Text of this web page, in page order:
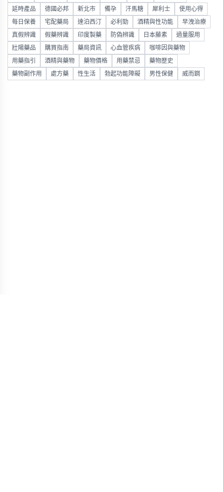
延時產品 德國必邦 新北市 備孕 汗馬糖 犀利士 使用心得
每日保養 宅配藥局 達泊西汀 必利勁 酒精與性功能 早洩治療
真假辨識 假藥辨識 印度製藥 防偽辨識 日本藤素 過量服用
壯陽藥品 購買指南 藥局資訊 心血管疾病 咖啡因與藥物
用藥指引 酒精與藥物 藥物價格 用藥禁忌 藥物歷史
藥物副作用 處方藥 性生活 勃起功能障礙 男性保健 威而鋼